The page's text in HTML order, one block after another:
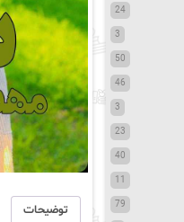
توضیحات
24
3
50
46
3
23
40
11
79